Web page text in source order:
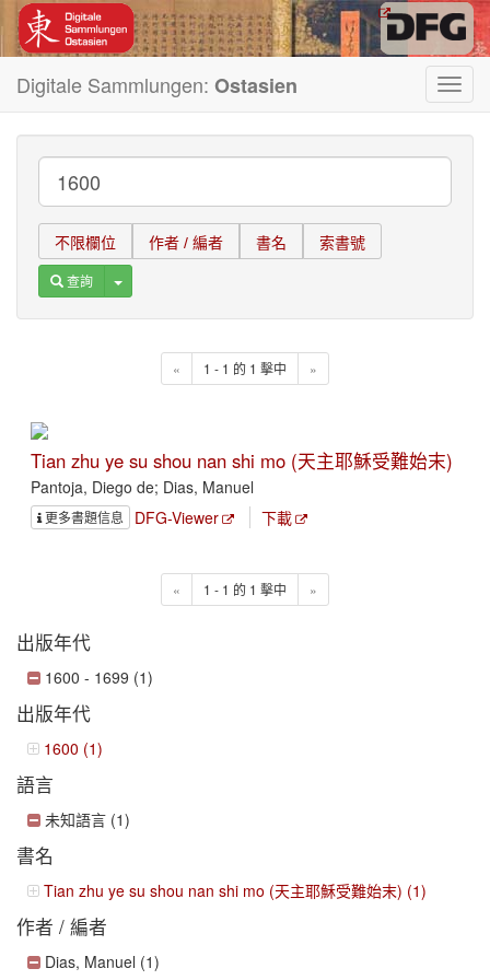
Digitale Sammlungen: Ostasien
不限欄位 作者 / 編者 書名 索書號
查詢 Toggle Dropdown
« 1 - 1 的 1 擊中 »
Tian zhu ye su shou nan shi mo (天主耶穌受難始末)
Pantoja, Diego de; Dias, Manuel
更多書題信息 DFG-Viewer 下載
« 1 - 1 的 1 擊中 »
出版年代
1600 - 1699 (1)
出版年代
1600 (1)
語言
未知語言 (1)
書名
Tian zhu ye su shou nan shi mo (天主耶穌受難始末) (1)
作者 / 編者
Dias, Manuel (1)